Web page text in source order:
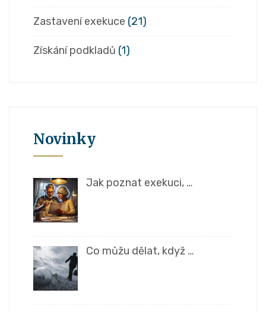
Zastavení exekuce (21)
Získání podkladů (1)
Novinky
Jak poznat exekuci, …
Co můžu dělat, když …